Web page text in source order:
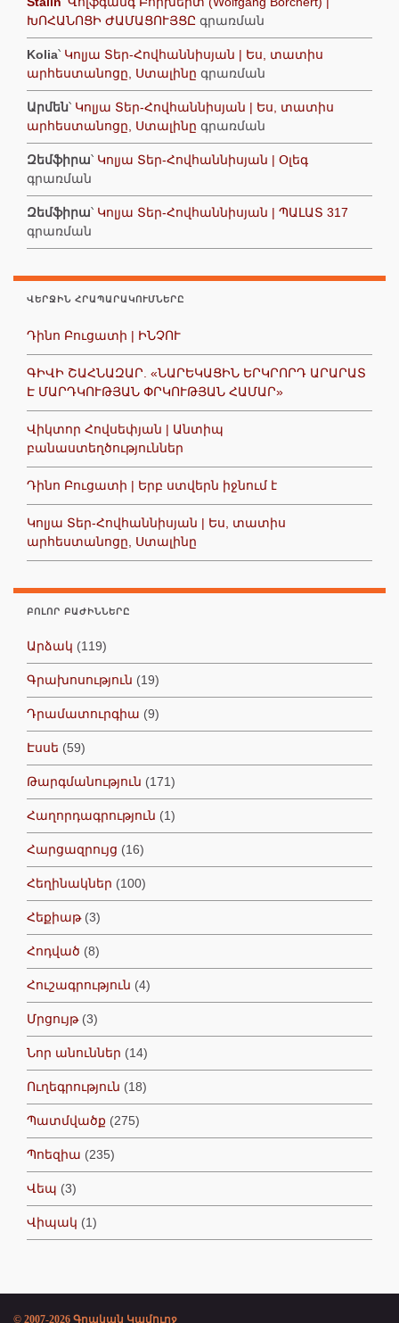
ԽՈՀԱՆՈՑԻ ԺԱՄԱՑՈՒՅՑԸ գրառման
Kolia՝ Կոլյա Տեր-Հովհաննիսյան | Ես, տատիս
արհեստանոցը, Ստալինը գրառման
Արմեն՝ Կոլյա Տեր-Հովհաննիսյան | Ես, տատիս
արհեստանոցը, Ստալինը գրառման
Զեմֆիրա՝ Կոլյա Տեր-Հովհաննիսյան | Օլեգ
գրառման
Զեմֆիրա՝ Կոլյա Տեր-Հովհաննիսյան | ՊԱԼԱՏ 317
գրառման
ՎԵՐՋԻՆ ՀՐԱՊԱՐԱԿՈՒՄՆԵՐԸ
Դինո Բուցատի | ԻՆՉՈՒ
ԳԻՎԻ ՇԱՀՆԱԶԱՐ. «ՆԱՐԵԿԱՑԻՆ ԵՐԿՐՈՐԴ ԱՐԱՐԱՏ
Է ՄԱՐԴԿՈՒԹՅԱՆ ՓՐԿՈՒԹՅԱՆ ՀԱՄԱՐ»
Վիկտոր Հովսեփյան | Անտիպ
բանաստեղծություններ
Դինո Բուցատի | Երբ ստվերն իջնում է
Կոլյա Տեր-Հովհաննիսյան | Ես, տատիս
արհեստանոցը, Ստալինը
ԲՈԼՈՐ ԲԱԺԻՆՆԵՐԸ
Արձակ (119)
Գրախոսություն (19)
Դրամատուրգիա (9)
Էսսե (59)
Թարգմանություն (171)
Հաղորդագրություն (1)
Հարցազրույց (16)
Հեղինակներ (100)
Հեքիաթ(3)
Հոդված (8)
Հուշագրություն (4)
Մրցույթ(3)
Նոր անուններ (14)
Ուղեգրություն (18)
Պատմվածք (275)
Պոեզիա (235)
Վեպ (3)
Վիպակ (1)
© 2007-2026 Գրական Կամուրջ